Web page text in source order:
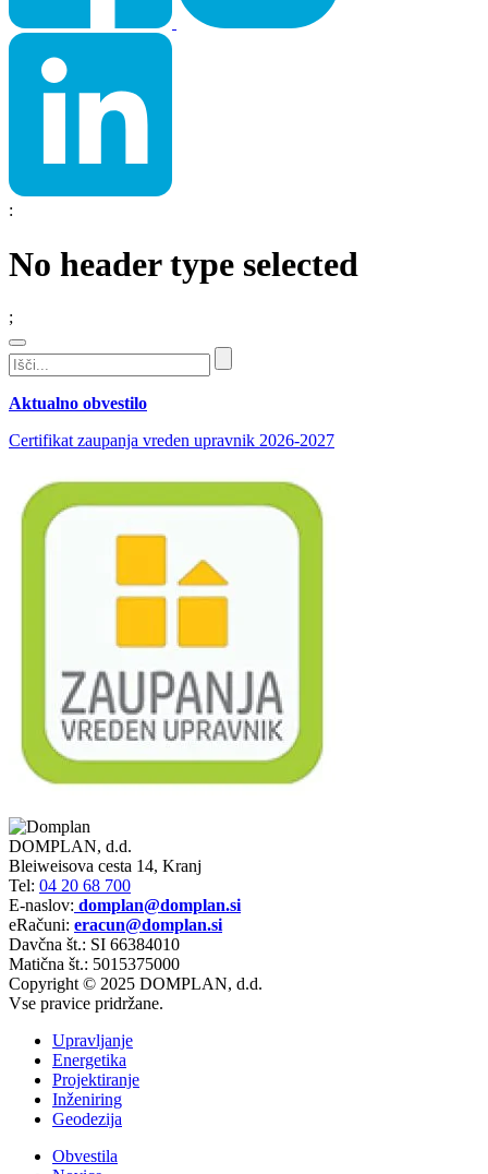
:
No header type selected
;
Aktualno obvestilo
Certifikat zaupanja vreden upravnik 2026-2027
DOMPLAN, d.d.
Bleiweisova cesta 14, Kranj
Tel: 04 20 68 700
E-naslov: domplan@domplan.si
eRačuni: eracun@domplan.si
Davčna št.: SI 66384010
Matična št.: 5015375000
Copyright © 2025 DOMPLAN, d.d.
Vse pravice pridržane.
Upravljanje
Energetika
Projektiranje
Inženiring
Geodezija
Obvestila